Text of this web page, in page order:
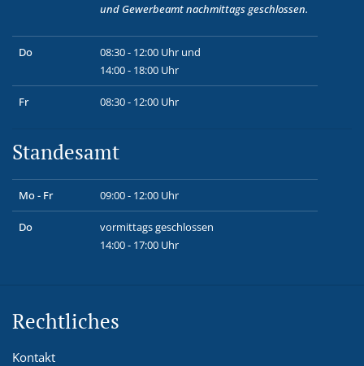
und Gewerbeamtnachmittags geschlossen.
Do
08:30 - 12:00 Uhr und
14:00 - 18:00 Uhr
Fr 08:30 - 12:00 Uhr
Standesamt
Mo - Fr 09:00 - 12:00 Uhr
Do
vormittags geschlossen
14:00 - 17:00 Uhr
Rechtliches
Kontakt